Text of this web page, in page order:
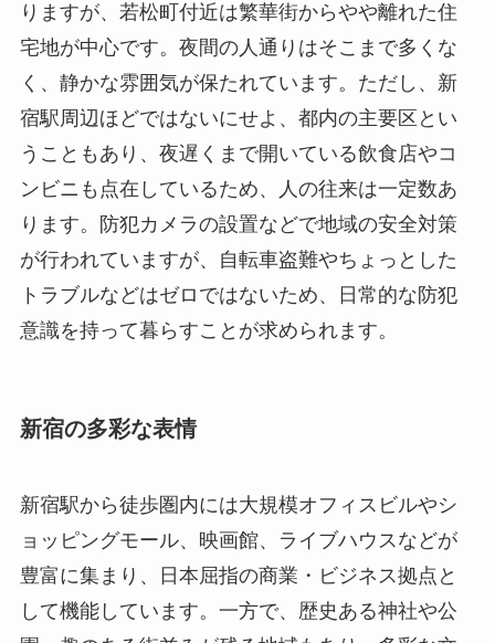
りますが、若松町付近は繁華街からやや離れた住
宅地が中心です。夜間の人通りはそこまで多くな
く、静かな雰囲気が保たれています。ただし、新
宿駅周辺ほどではないにせよ、都内の主要区とい
うこともあり、夜遅くまで開いている飲食店やコ
ンビニも点在しているため、人の往来は一定数あ
ります。防犯カメラの設置などで地域の安全対策
が行われていますが、自転車盗難やちょっとした
トラブルなどはゼロではないため、日常的な防犯
意識を持って暮らすことが求められます。
新宿の多彩な表情
新宿駅から徒歩圏内には大規模オフィスビルやシ
ョッピングモール、映画館、ライブハウスなどが
豊富に集まり、日本屈指の商業・ビジネス拠点と
して機能しています。一方で、歴史ある神社や公